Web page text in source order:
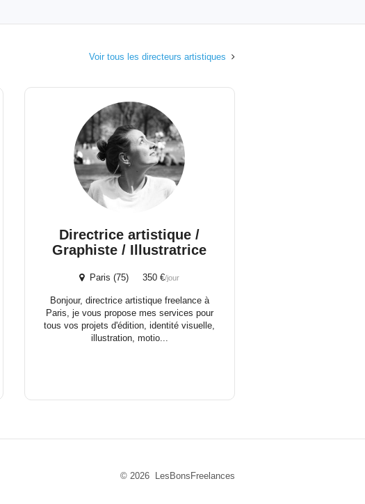
Voir tous les directeurs artistiques
Directrice artistique /
Graphiste / Illustratrice
Paris (75) 350 €/jour
Bonjour, directrice artistique freelance à
Paris, je vous propose mes services pour
tous vos projets d'édition, identité visuelle,
illustration, motio...
© 2026 LesBonsFreelances